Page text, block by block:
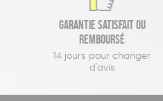
Garantie satisfait ou
remboursé
14 jours pour changer
d'avis